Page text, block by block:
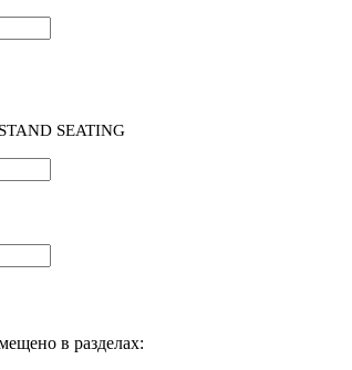
SEATING
в разделах: